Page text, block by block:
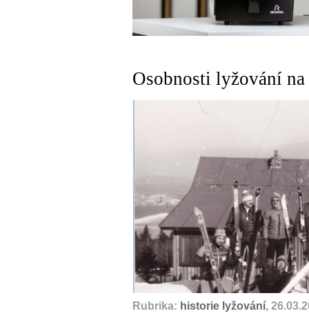
Osobnosti lyžování
Rubrika: historie lyžování,